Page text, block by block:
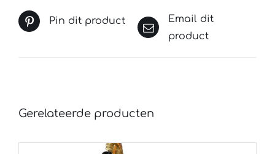
Pin dit product
Email dit
product
Gerelateerde producten